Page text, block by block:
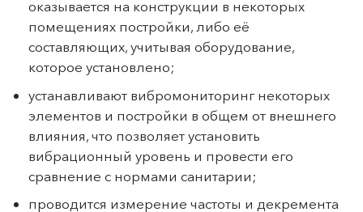
оказывается на конструкции в некоторых
помещениях постройки, либо её
составляющих, учитывая оборудование,
которое установлено;
устанавливают вибромониторинг некоторых
элементов и постройки в общем от внешнего
влияния, что позволяет установить
вибрационный уровень и провести его
сравнение с нормами санитарии;
проводится измерение частоты и декремента